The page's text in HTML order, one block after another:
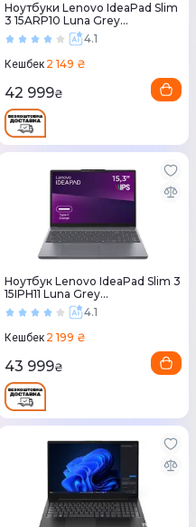
Ноутбуки Lenovo IdeaPad Slim
3 15ARP10 Luna Grey
(83K700TYRA)4.1
Кешбек 2 149 ₴
42 999₴
Ноутбук Lenovo IdeaPad Slim 3
15IPH11 Luna Grey
(83UR007JRA)4.1
Кешбек 2 199 ₴
43 999₴